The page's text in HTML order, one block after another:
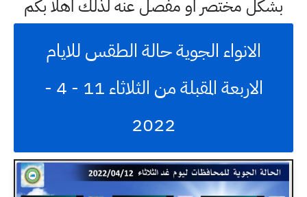
بشكل مختصر او مفصل عنه لذلك اهلا بكم
الانواء الجوية حالة الطقس للايام
الاربعة المقبلة من الثلاثاء 11 - 4 -
2022